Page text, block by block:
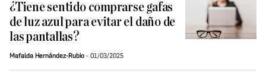
¿Tiene sentido comprarse gafas
de luz azul para evitar el daño de
las pantallas?
Mafalda Hernández-Rubio 01/03/2025